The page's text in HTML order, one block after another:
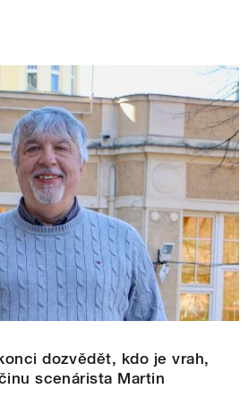
dozvědět, kdo je vrah,
scenárista Martin